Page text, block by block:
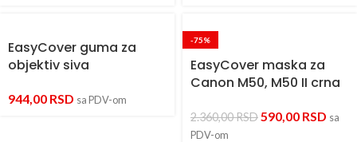
EasyCover guma za
objektiv siva
944,00 RSD sa PDV-om
-75%
EasyCover maska za
Canon M50, M50 II crna
2.360,00RSD590,00 RSD sa
PDV-om